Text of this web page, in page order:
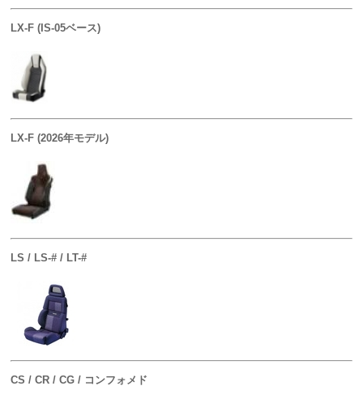
LX-F (IS-05ベース)
LX-F (2026年モデル)
LS / LS-# / LT-#
CS / CR / CG / コンフォメド